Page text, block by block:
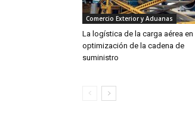
Comercio Exterior y Aduanas
La logística de la carga aérea en
optimización de la cadena de
suministro